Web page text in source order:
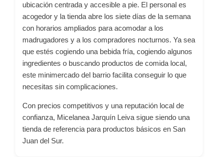
ubicación centrada y accesible a pie. El personal es
acogedor y la tienda abre los siete días de la semana
con horarios ampliados para acomodar a los
madrugadores y a los compradores nocturnos. Ya sea
que estés cogiendo una bebida fría, cogiendo algunos
ingredientes o buscando productos de comida local,
este minimercado del barrio facilita conseguir lo que
necesitas sin complicaciones.
Con precios competitivos y una reputación local de
confianza, Micelanea Jarquín Leiva sigue siendo una
tienda de referencia para productos básicos en San
Juan del Sur.